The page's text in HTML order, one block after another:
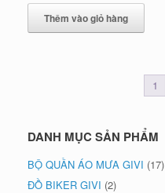
Thêm vào giỏ hàng
1
DANH MỤC SẢN PHẨM
BỘ QUẦN ÁO MƯA GIVI (17)
ĐỒ BIKER GIVI (2)